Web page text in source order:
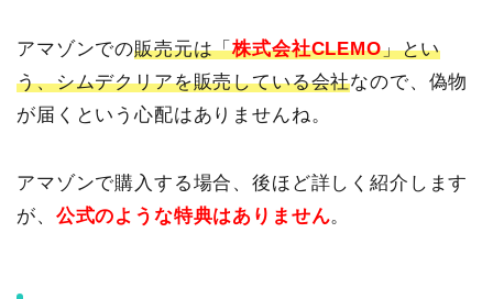
アマゾンでの販売元は「株式会社CLEMO」とい
う、シムデクリアを販売している会社なので、偽物
が届くという心配はありませんね。
アマゾンで購入する場合、後ほど詳しく紹介します
が、 公式のような特典はありません。